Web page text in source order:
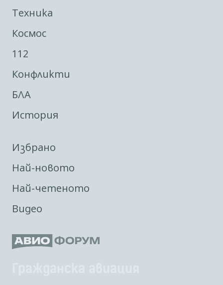
Техника
Космос
112
Конфликти
БЛА
История
Избрано
Най-новото
Най-четеното
Видео